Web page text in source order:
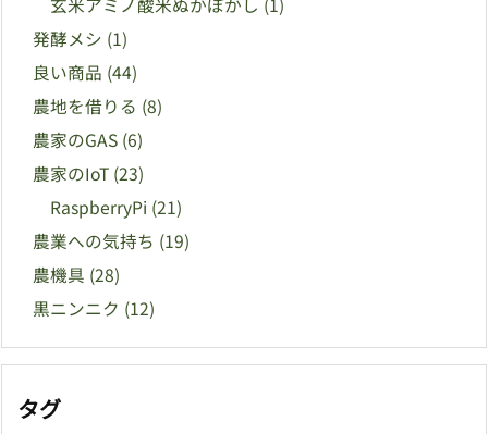
発酵メシ (1)
良い商品 (44)
農地を借りる (8)
農家のGAS (6)
農家のIoT (23)
RaspberryPi (21)
農業への気持ち (19)
農機具 (28)
黒ニンニク (12)
タグ